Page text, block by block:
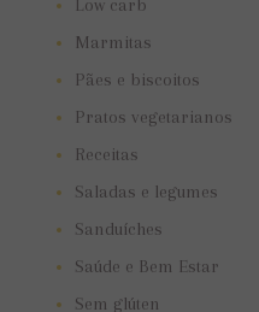
Low carb
Marmitas
Pães e biscoitos
Pratos vegetarianos
Receitas
Saladas e legumes
Sanduíches
Saúde e Bem Estar
Sem glúten